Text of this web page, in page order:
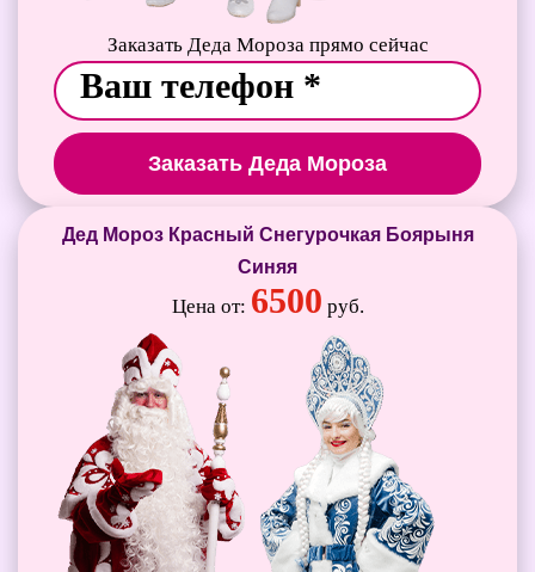
Заказать Деда Мороза прямо сейчас
Заказать Деда Мороза
Дед Мороз Красный Снегурочкая Боярыня
Синяя
Цена от: 6500 руб.